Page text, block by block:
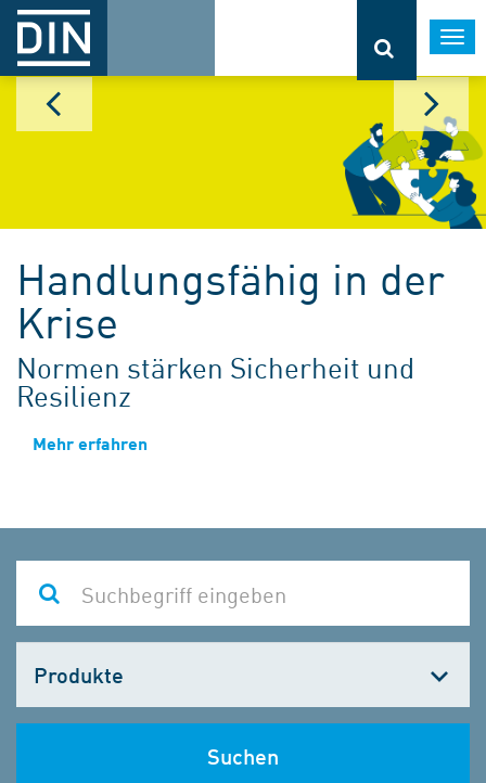
Handlungsfähig in der
Krise
Normen stärken Sicherheit und
Resilienz
Mehr erfahren
wählen
Suchen